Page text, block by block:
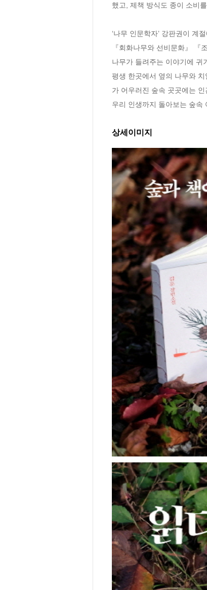
했고, 제책 방식도 종이 소비
‘나무 인문학자’ 강판권이 계
『회화나무와 선비문화』
나무가 들려주는 이야기에 귀
평생 한곳에서 옆의 나무와
가 어우러진 숲속 곳곳에는 인
우리 인생까지 돌아보는 숲속
상세이미지